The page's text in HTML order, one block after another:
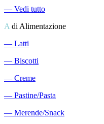
― Vedi tutto
A di Alimentazione
― Latti
― Biscotti
― Creme
― Pastine/Pasta
― Merende/Snack